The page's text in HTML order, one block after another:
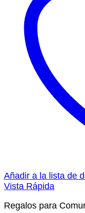
Añadir a la lista de
Vista Rápida
Regalos para